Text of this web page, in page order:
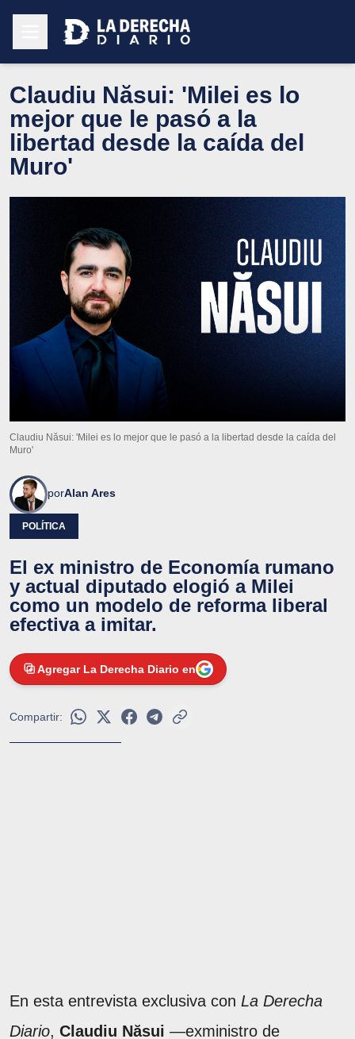
Claudiu Năsui: 'Milei es lo
mejor que le pasó a la
libertad desde la caída del
Muro'
Claudiu Năsui: 'Milei es lo mejor que le pasó a la libertad desde la caída del
Muro'
porAlan Ares
POLÍTICA
El ex ministro de Economía rumano
y actual diputado elogió a Milei
como un modelo de reforma liberal
efectiva a imitar.
Agregar La Derecha Diario en
Compartir:
En esta entrevista exclusiva con La Derecha
Diario, Claudiu Năsui —exministro de